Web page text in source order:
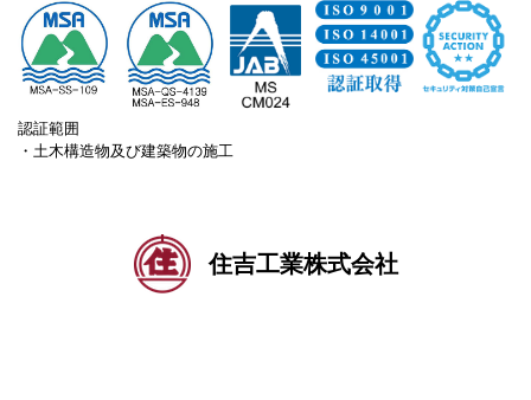
認証範囲
・土木構造物及び建築物の施工
住吉工業株式会社